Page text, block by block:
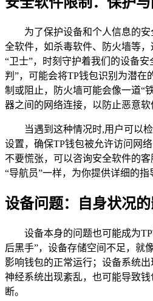
为了保护设备和个人信息的
全软件，如杀毒软件、防火墙等
“卫士”，时刻守护着我们的设备
判”，可能会将TP钱包识别为潜在
制或阻止，防火墙可能会像一道“
器之间的网络连接，以防止恶意软
当遇到这种情况时,用户可以
设置，确保TP钱包被允许访问网
不要慌张，可以咨询安全软件的
“导航员”一样，为你提供详细的指
设备问题：自身状况
设备本身的问题也可能成为
后黑手”，设备存储空间不足，就
影响钱包的正常运行；设备系统
神经系统出现紊乱，也可能导致
断。